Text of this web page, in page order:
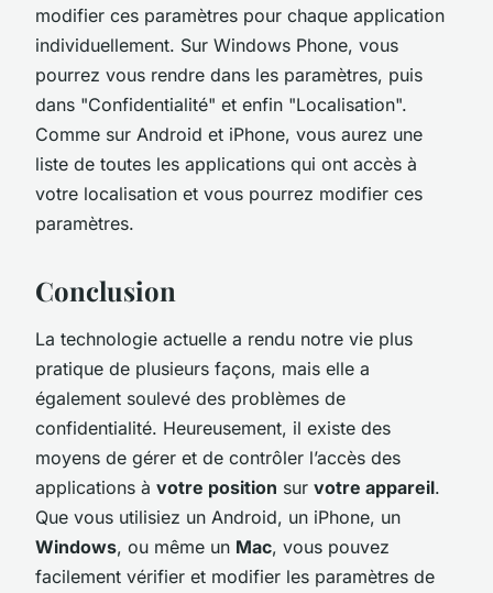
modifier ces paramètres pour chaque application
individuellement. Sur Windows Phone, vous
pourrez vous rendre dans les paramètres, puis
dans "Confidentialité" et enfin "Localisation".
Comme sur Android et iPhone, vous aurez une
liste de toutes les applications qui ont accès à
votre localisation et vous pourrez modifier ces
paramètres.
Conclusion
La technologie actuelle a rendu notre vie plus
pratique de plusieurs façons, mais elle a
également soulevé des problèmes de
confidentialité. Heureusement, il existe des
moyens de gérer et de contrôler l’accès des
applications à votre position sur votre appareil.
Que vous utilisiez un Android, un iPhone, un
Windows, ou même un Mac, vous pouvez
facilement vérifier et modifier les paramètres de